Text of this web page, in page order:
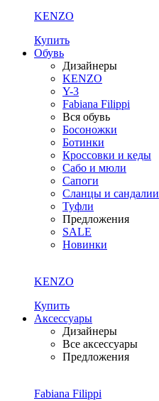
KENZO
Купить
Обувь
Дизайнеры
KENZO
Y-3
Fabiana Filippi
Вся обувь
Босоножки
Ботинки
Кроссовки и кеды
Сабо и мюли
Сапоги
Сланцы и сандалии
Туфли
Предложения
SALE
Новинки
KENZO
Купить
Аксессуары
Дизайнеры
Все аксессуары
Предложения
Fabiana Filippi